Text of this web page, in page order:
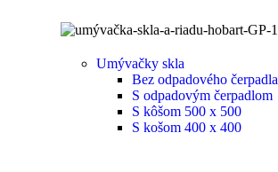
Umývačky skla
Bez odpadového čerpadla
S odpadovým čerpadlom
S kôšom 500 x 500
S košom 400 x 400